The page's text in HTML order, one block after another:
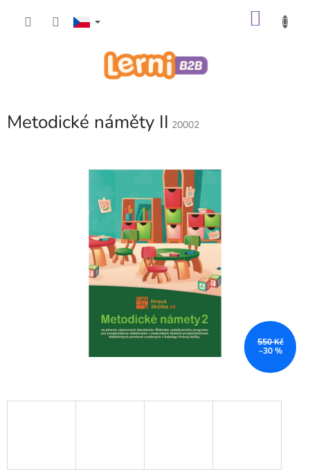
Metodické náměty II 20002
550 Kč
–30 %